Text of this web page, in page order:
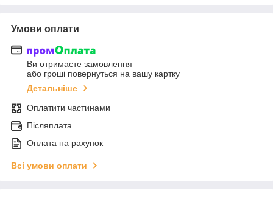
Умови оплати
Ви отримаєте замовлення
або гроші повернуться на вашу картку
Детальніше
Оплатити частинами
Післяплата
Оплата на рахунок
Всі умови оплати